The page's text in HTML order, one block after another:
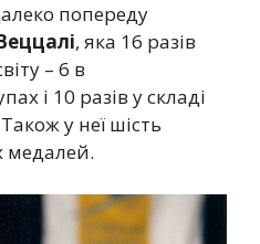
попереду
, яка 16 разів
– 6 в
і 10 разів у складі
у неї шість
медалей.